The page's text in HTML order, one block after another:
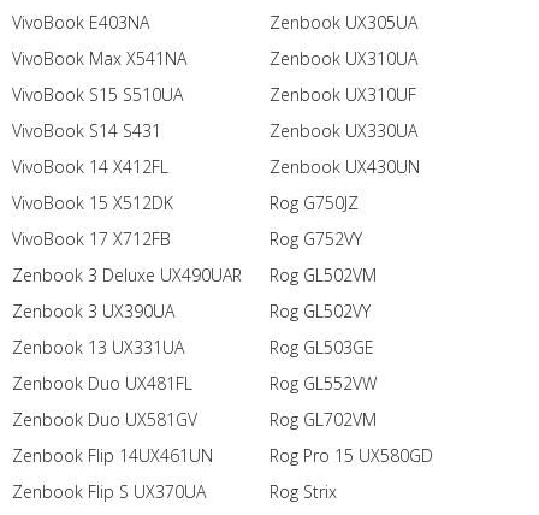
VivoBook E403NA
VivoBook Max X541NA
VivoBook S15 S510UA
VivoBook S14 S431
VivoBook 14 X412FL
VivoBook 15 X512DK
VivoBook 17 X712FB
Zenbook 3 Deluxe UX490UAR
Zenbook 3 UX390UA
Zenbook 13 UX331UA
Zenbook Duo UX481FL
Zenbook Duo UX581GV
Zenbook Flip 14UX461UN
Zenbook Flip S UX370UA
Zenbook UX305UA
Zenbook UX310UA
Zenbook UX310UF
Zenbook UX330UA
Zenbook UX430UN
Rog G750JZ
Rog G752VY
Rog GL502VM
Rog GL502VY
Rog GL503GE
Rog GL552VW
Rog GL702VM
Rog Pro 15 UX580GD
Rog Strix